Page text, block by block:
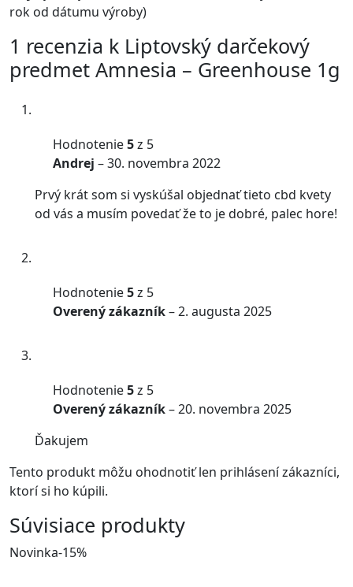
rok od dátumu výroby)
1 recenzia k Liptovský darčekový
predmet Amnesia – Greenhouse 1g
Hodnotenie5z 5
Andrej –30. novembra 2022
Prvý krát som si vyskúšal objednať tieto cbd kvety
od vás a musím povedať že to je dobré, palec hore!
Hodnotenie5z 5
Overený zákazník–2. augusta 2025
Hodnotenie5z 5
Overený zákazník–20. novembra 2025
Ďakujem
Tento produkt môžu ohodnotiť len prihlásení zákazníci,
ktorí si ho kúpili.
Súvisiace produkty
Novinka-15%